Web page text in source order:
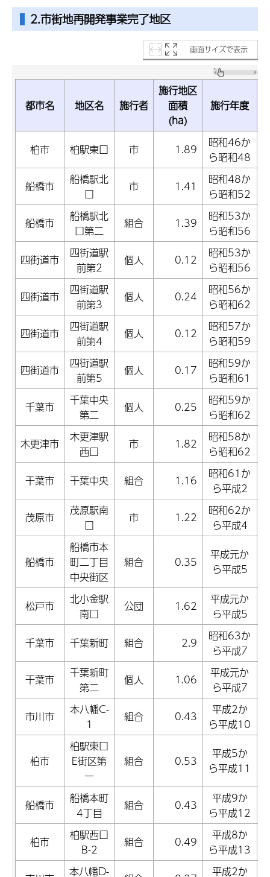
2.市街地再開発事業完了地区
画面サイズで表示
都市名 地区名 施行者
施行地区
面積
(ha)
施行年度
柏市 柏駅東口 市 1.89
昭和46か
ら昭和48
船橋市
船橋駅北
口
市 1.41
昭和48か
ら昭和52
船橋市
船橋駅北
口第二
組合 1.39
昭和53か
ら昭和56
四街道市
四街道駅
前第2
個人 0.12
昭和53か
ら昭和56
四街道市
四街道駅
前第3
個人 0.24
昭和56か
ら昭和62
四街道市
四街道駅
前第4
個人 0.12
昭和57か
ら昭和59
四街道市
四街道駅
前第5
個人 0.17
昭和59か
ら昭和61
千葉市
千葉中央
第二
個人 0.25
昭和59か
ら昭和62
木更津市
木更津駅
西口
市 1.82
昭和58か
ら昭和62
千葉市 千葉中央 組合 1.16
昭和61か
ら平成2
茂原市
茂原駅南
口
市 1.22
昭和62か
ら平成4
船橋市
船橋市本
町二丁目
中央街区
組合 0.35
平成元か
ら平成5
松戸市
北小金駅
南口
公団 1.62
平成元か
ら平成5
千葉市 千葉新町 組合 2.9
昭和63か
ら平成7
千葉市
千葉新町
第二
個人 1.06
平成元か
ら平成7
市川市
本八幡C-
1
組合 0.43
平成2か
ら平成10
柏市
柏駅東口
E街区第
一
組合 0.53
平成5か
ら平成11
船橋市
船橋本町
4丁目
組合 0.43
平成9か
ら平成12
柏市
柏駅西口
B-2
組合 0.49
平成8か
ら平成13
本八幡D- 平成2か